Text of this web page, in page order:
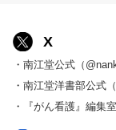
X
・南江堂公式（
・南江堂洋書部公式
・『がん看護』編集